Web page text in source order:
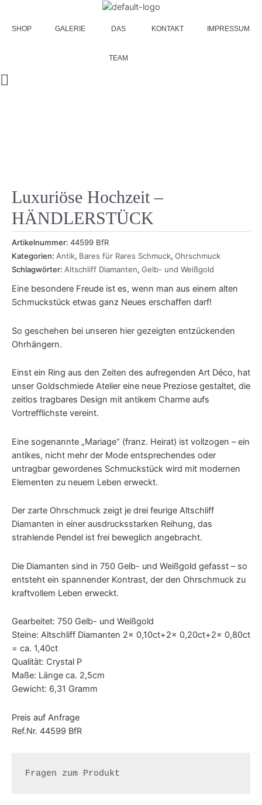
springen
SHOP GALERIE DAS
TEAM
KONTAKT IMPRESSUM
Luxuriöse Hochzeit –
HÄNDLERSTÜCK
Artikelnummer: 44599 BfR
Kategorien: Antik, Bares für Rares Schmuck, Ohrschmuck
Schlagwörter: Altschliff Diamanten, Gelb- und Weißgold
Eine besondere Freude ist es, wenn man aus einem alten
Schmuckstück etwas ganz Neues erschaffen darf!
So geschehen bei unseren hier gezeigten entzückenden
Ohrhängern.
Einst ein Ring aus den Zeiten des aufregenden Art Déco, hat
unser Goldschmiede Atelier eine neue Preziose gestaltet, die
zeitlos tragbares Design mit antikem Charme aufs
Vortrefflichste vereint.
Eine sogenannte „Mariage“ (franz. Heirat) ist vollzogen – ein
antikes, nicht mehr der Mode entsprechendes oder
untragbar gewordenes Schmuckstück wird mit modernen
Elementen zu neuem Leben erweckt.
Der zarte Ohrschmuck zeigt je drei feurige Altschliff
Diamanten in einer ausdrucksstarken Reihung, das
strahlende Pendel ist frei beweglich angebracht.
Die Diamanten sind in 750 Gelb- und Weißgold gefasst – so
entsteht ein spannender Kontrast, der den Ohrschmuck zu
kraftvollem Leben erweckt.
Gearbeitet: 750 Gelb- und Weißgold
Steine: Altschliff Diamanten 2x 0,10ct+2x 0,20ct+2x 0,80ct
= ca. 1,40ct
Qualität: Crystal P
Maße: Länge ca. 2,5cm
Gewicht: 6,31 Gramm
Preis auf Anfrage
Ref.Nr. 44599 BfR
Fragen zum Produkt